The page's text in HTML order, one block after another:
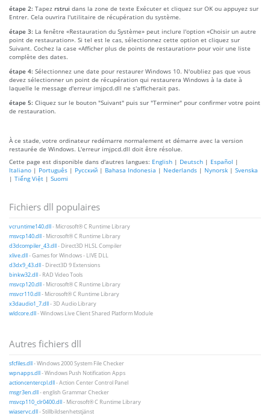
étape 2: Tapez rstrui dans la zone de texte Exécuter et cliquez sur OK ou appuyez sur
Entrer. Cela ouvrira l'utilitaire de récupération du système.
étape 3: La fenêtre «Restauration du Système» peut inclure l'option «Choisir un autre
point de restauration». Si tel est le cas, sélectionnez cette option et cliquez sur
Suivant. Cochez la case «Afficher plus de points de restauration» pour voir une liste
complète des dates.
étape 4: Sélectionnez une date pour restaurer Windows 10. N'oubliez pas que vous
devez sélectionner un point de récupération qui restaurera Windows à la date à
laquelle le message d'erreur imjpcd.dll ne s'afficherait pas.
étape 5: Cliquez sur le bouton "Suivant" puis sur "Terminer" pour confirmer votre point
de restauration.
À ce stade, votre ordinateur redémarre normalement et démarre avec la version
restaurée de Windows. L'erreur imjpcd.dll doit être résolue.
Cette page est disponible dans d'autres langues: English | Deutsch | Español |
Italiano | Português | Русский | Bahasa Indonesia | Nederlands | Nynorsk | Svenska
| Tiếng Việt | Suomi
Fichiers dll populaires
vcruntime140.dll- Microsoft® C Runtime Library
msvcp140.dll- Microsoft® C Runtime Library
d3dcompiler_43.dll- Direct3D HLSL Compiler
xlive.dll- Games for Windows - LIVE DLL
d3dx9_43.dll- Direct3D 9 Extensions
binkw32.dll- RAD Video Tools
msvcp120.dll- Microsoft® C Runtime Library
msvcr110.dll- Microsoft® C Runtime Library
x3daudio1_7.dll- 3D Audio Library
wldcore.dll- Windows Live Client Shared Platform Module
Autres fichiers dll
sfcfiles.dll- Windows 2000 System File Checker
wpnapps.dll- Windows Push Notification Apps
actioncentercpl.dll- Action Center Control Panel
msgr3en.dll- english Grammar Checker
msvcp110_clr0400.dll- Microsoft® C Runtime Library
wiaservc.dll- Stillbildsenhetstjänst